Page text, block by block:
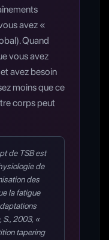
avez «
Quand
vous avez
avez besoin
moins que ce
corps peut
de TSB est
de
des
la fatigue
S., 2003, «
tapering